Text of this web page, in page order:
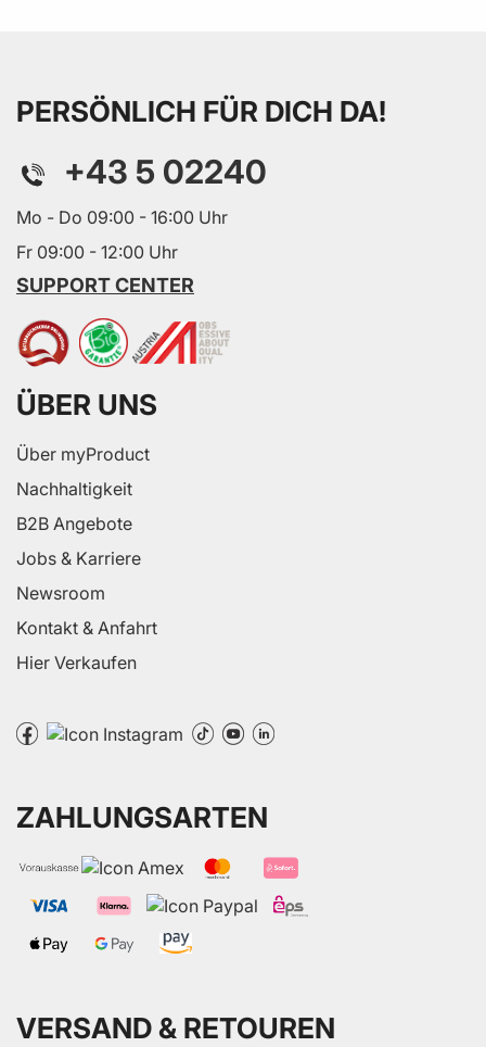
PERSÖNLICH FÜR DICH DA!
+43 5 02240
Mo - Do 09:00 - 16:00 Uhr
Fr 09:00 - 12:00 Uhr
SUPPORT CENTER
ÜBER UNS
Über myProduct
Nachhaltigkeit
B2B Angebote
Jobs & Karriere
Newsroom
Kontakt & Anfahrt
Hier Verkaufen
ZAHLUNGSARTEN
VERSAND & RETOUREN